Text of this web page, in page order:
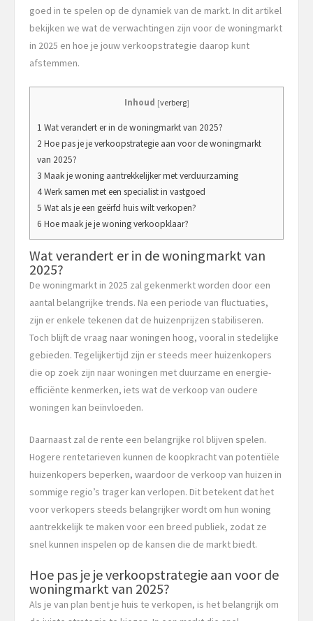
goed in te spelen op de dynamiek van de markt. In dit artikel
bekijken we wat de verwachtingen zijn voor de woningmarkt
in 2025 en hoe je jouw verkoopstrategie daarop kunt
afstemmen.
Inhoud [verberg]
1 Wat verandert er in de woningmarkt van 2025?
2 Hoe pas je je verkoopstrategie aan voor de woningmarkt
van 2025?
3 Maak je woning aantrekkelijker met verduurzaming
4 Werk samen met een specialist in vastgoed
5 Wat als je een geërfd huis wilt verkopen?
6 Hoe maak je je woning verkoopklaar?
Wat verandert er in de woningmarkt van
2025?
De woningmarkt in 2025 zal gekenmerkt worden door een
aantal belangrijke trends. Na een periode van fluctuaties,
zijn er enkele tekenen dat de huizenprijzen stabiliseren.
Toch blijft de vraag naar woningen hoog, vooral in stedelijke
gebieden. Tegelijkertijd zijn er steeds meer huizenkopers
die op zoek zijn naar woningen met duurzame en energie-
efficiënte kenmerken, iets wat de verkoop van oudere
woningen kan beïnvloeden.
Daarnaast zal de rente een belangrijke rol blijven spelen.
Hogere rentetarieven kunnen de koopkracht van potentiële
huizenkopers beperken, waardoor de verkoop van huizen in
sommige regio’s trager kan verlopen. Dit betekent dat het
voor verkopers steeds belangrijker wordt om hun woning
aantrekkelijk te maken voor een breed publiek, zodat ze
snel kunnen inspelen op de kansen die de markt biedt.
Hoe pas je je verkoopstrategie aan voor de
woningmarkt van 2025?
Als je van plan bent je huis te verkopen, is het belangrijk om